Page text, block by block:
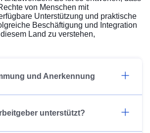
von Menschen mit
Unterstützung und praktische
Beschäftigung und Integration
Land zu verstehen,
und Anerkennung
unterstützt?